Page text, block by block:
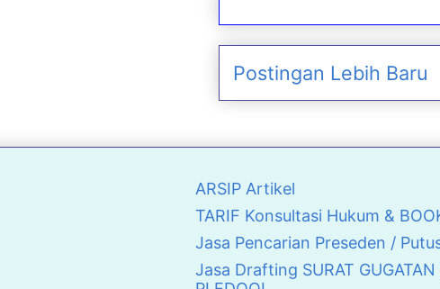
Postingan Lebih Baru
ARSIP Artikel
TARIF Konsultasi Hukum &
Jasa Pencarian Preseden /
Jasa Drafting SURAT